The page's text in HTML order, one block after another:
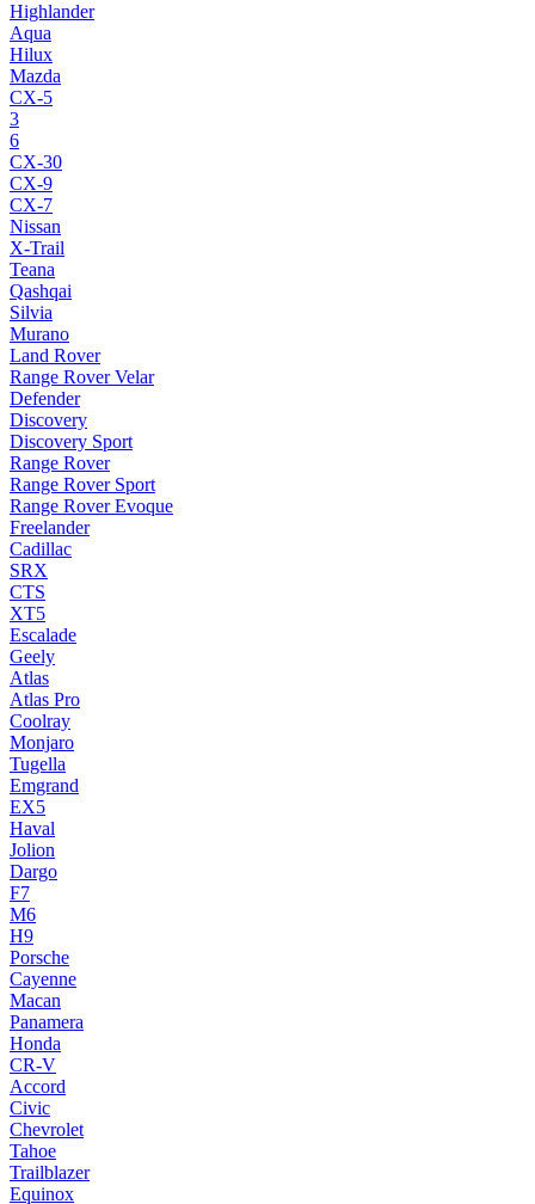
Highlander
Aqua
Hilux
Mazda
CX-5
3
6
CX-30
CX-9
CX-7
Nissan
X-Trail
Teana
Qashqai
Silvia
Murano
Land Rover
Range Rover Velar
Defender
Discovery
Discovery Sport
Range Rover
Range Rover Sport
Range Rover Evoque
Freelander
Cadillac
SRX
CTS
XT5
Escalade
Geely
Atlas
Atlas Pro
Coolray
Monjaro
Tugella
Emgrand
EX5
Haval
Jolion
Dargo
F7
M6
H9
Porsche
Cayenne
Macan
Panamera
Honda
CR-V
Accord
Civic
Chevrolet
Tahoe
Trailblazer
Equinox